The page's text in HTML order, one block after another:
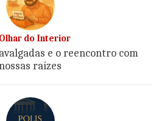
do Interior
e o reencontro com
raízes